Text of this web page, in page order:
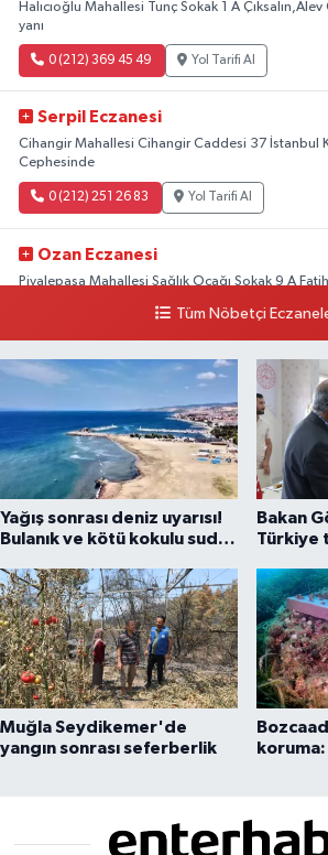
Halıcıoğlu Mahallesi Tunç Sokak 1 A
yanı
0 (212) 369 45 49 Yol Tarifi Al
Serpil Eczanesi
Cihangir Mahallesi Cihangir Caddesi 37 İstanbul
Cephesinde
0 (212) 251 26 83 Yol Tarifi Al
Ozan Eczanesi
Piyalepaşa Mahallesi Sağlık Ocağı Sokak 9 A
Yol Tarifi Al
Tüm Nöbetçi
Yağış sonrası deniz uyarısı!
Bulanık ve kötü kokulu suda
Bakan
Türkiye
Muğla Seydikemer'de
yangın sonrası seferberlik